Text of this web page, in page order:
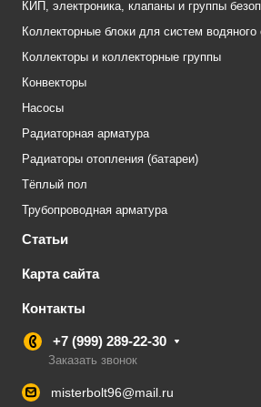
КИП, электроника, клапаны и группы
Коллекторные блоки для систем водяного
Коллекторы и коллекторные группы
Конвекторы
Насосы
Радиаторная арматура
Радиаторы отопления (батареи)
Тёплый пол
Трубопроводная арматура
Статьи
Карта сайта
Контакты
+7 (999) 289-22-30
Заказать звонок
misterbolt96@mail.ru